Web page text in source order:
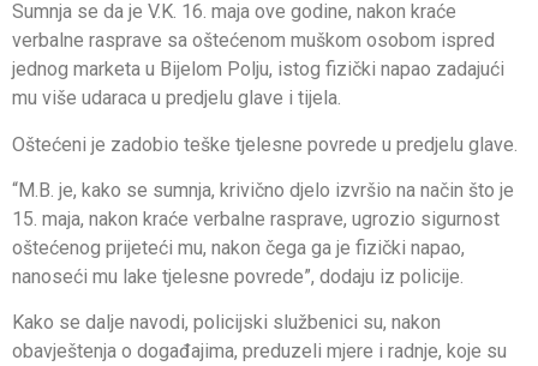
Sumnja se da je V.K. 16. maja ove godine, nakon kraće
verbalne rasprave sa oštećenom muškom osobom ispred
jednog marketa u Bijelom Polju, istog fizički napao zadajući
mu više udaraca u predjelu glave i tijela.
Oštećeni je zadobio teške tjelesne povrede u predjelu glave.
“M.B. je, kako se sumnja, krivično djelo izvršio na način što je
15. maja, nakon kraće verbalne rasprave, ugrozio sigurnost
oštećenog prijeteći mu, nakon čega ga je fizički napao,
nanoseći mu lake tjelesne povrede”, dodaju iz policije.
Kako se dalje navodi, policijski službenici su, nakon
obavještenja o događajima, preduzeli mjere i radnje, koje su